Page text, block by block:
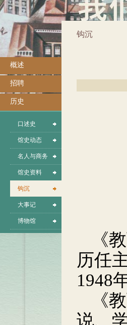
概述
招聘
历史
口述史
馆史动态
名人与商务
馆史资料
钩沉
大事记
博物馆
钩沉
《
历任
1948
《
说、